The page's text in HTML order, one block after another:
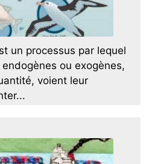
un processus par lequel
ou exogènes,
voient leur